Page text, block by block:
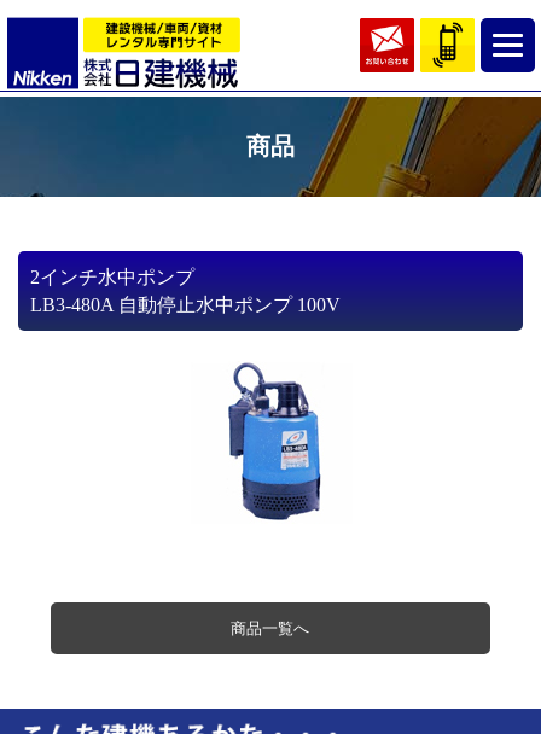
商品
2インチ水中ポンプ
LB3-480A 自動停止水中ポンプ 100V
商品一覧へ